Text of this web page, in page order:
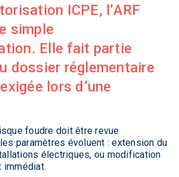
ICPE, l’ARF
simple
Elle fait partie
dossier réglementaire
lors d’une
foudre doit être revue
paramètres évoluent : extension du
électriques, ou modification
immédiat.